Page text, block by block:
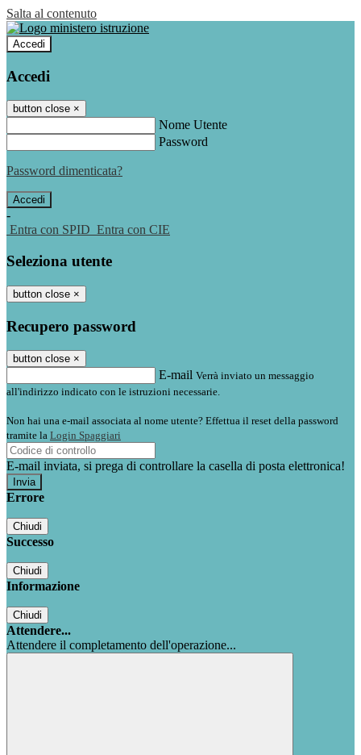
Salta al contenuto
Accedi
Accedi
button close ×
Nome Utente
Password
Password dimenticata?
-
Entra con SPID Entra con CIE
Seleziona utente
button close ×
Recupero password
button close ×
E-mail Verrà inviato un messaggio
all'indirizzo indicato con le istruzioni necessarie.
Non hai una e-mail associata al nome utente? Effettua il reset della password
tramite la Login Spaggiari
E-mail inviata, si prega di controllare la casella di posta elettronica!
Errore
Chiudi
Successo
Chiudi
Informazione
Chiudi
Attendere...
Attendere il completamento dell'operazione...